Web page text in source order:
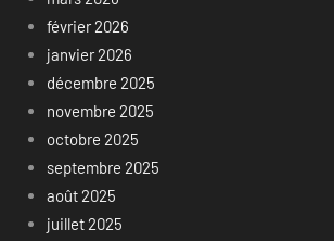
février 2026
janvier 2026
décembre 2025
novembre 2025
octobre 2025
septembre 2025
août 2025
juillet 2025